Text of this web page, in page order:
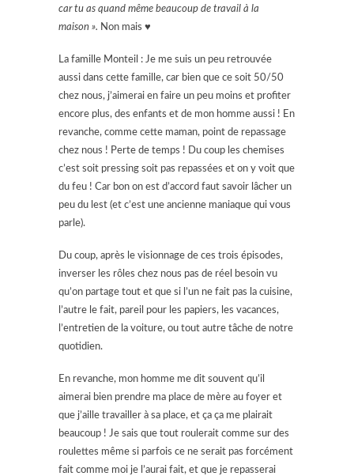
car tu as quand même beaucoup de travail à la
maison ». Non mais ♥
La famille Monteil : Je me suis un peu retrouvée
aussi dans cette famille, car bien que ce soit 50/50
chez nous, j’aimerai en faire un peu moins et profiter
encore plus, des enfants et de mon homme aussi ! En
revanche, comme cette maman, point de repassage
chez nous ! Perte de temps ! Du coup les chemises
c’est soit pressing soit pas repassées et on y voit que
du feu ! Car bon on est d’accord faut savoir lâcher un
peu du lest (et c’est une ancienne maniaque qui vous
parle).
Du coup, après le visionnage de ces trois épisodes,
inverser les rôles chez nous pas de réel besoin vu
qu’on partage tout et que si l’un ne fait pas la cuisine,
l’autre le fait, pareil pour les papiers, les vacances,
l’entretien de la voiture, ou tout autre tâche de notre
quotidien.
En revanche, mon homme me dit souvent qu’il
aimerai bien prendre ma place de mère au foyer et
que j’aille travailler à sa place, et ça ça me plairait
beaucoup ! Je sais que tout roulerait comme sur des
roulettes même si parfois ce ne serait pas forcément
fait comme moi je l’aurai fait, et que je repasserai